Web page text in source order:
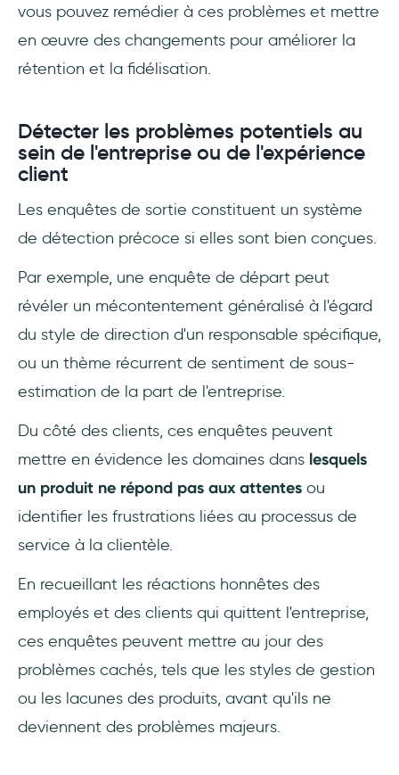
vous pouvez remédier à ces problèmes et mettre
en œuvre des changements pour améliorer la
rétention et la fidélisation.
Détecter les problèmes potentiels au
sein de l'entreprise ou de l'expérience
client
Les enquêtes de sortie constituent un système
de détection précoce si elles sont bien conçues.
Par exemple, une enquête de départ peut
révéler un mécontentement généralisé à l'égard
du style de direction d'un responsable spécifique,
ou un thème récurrent de sentiment de sous-
estimation de la part de l'entreprise.
Du côté des clients, ces enquêtes peuvent
mettre en évidence les domaines dans lesquels
un produit ne répond pas aux attentes ou
identifier les frustrations liées au processus de
service à la clientèle.
En recueillant les réactions honnêtes des
employés et des clients qui quittent l'entreprise,
ces enquêtes peuvent mettre au jour des
problèmes cachés, tels que les styles de gestion
ou les lacunes des produits, avant qu'ils ne
deviennent des problèmes majeurs.